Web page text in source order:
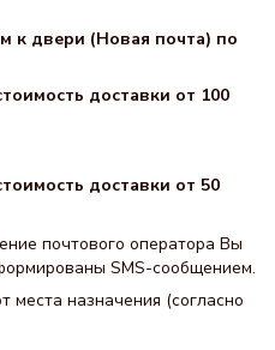
к двери (Новая почта) по
доставки от 100
доставки от 50
почтового оператора Вы
SMS-сообщением.
места назначения (согласно